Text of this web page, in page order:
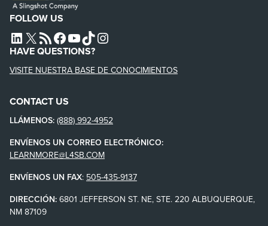
FOLLOW US
L4SB LINKEDIN
X L4SB RSS FEEDL4SB FACEBOOK
L4SB YOUTUBE
TIKTOKINSTAGRAM
HAVE QUESTIONS?
VISITE NUESTRA BASE DE CONOCIMIENTOS
CONTACT US
LLÁMENOS: (888) 992-4952
ENVÍENOS UN CORREO ELECTRÓNICO:
LEARNMORE@L4SB.COM
ENVÍENOS UN FAX: 505-435-9137
DIRECCIÓN: 6801 JEFFERSON ST. NE, STE. 220 ALBUQUERQUE,
NM 87109